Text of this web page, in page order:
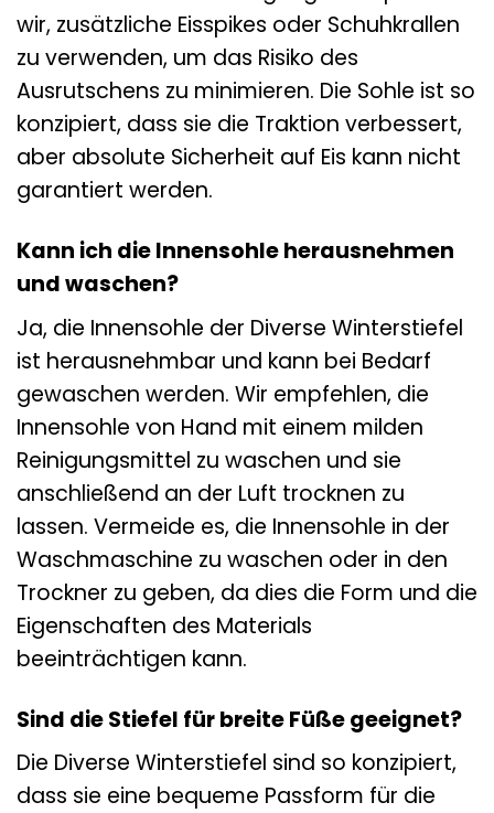
wir, zusätzliche Eisspikes oder Schuhkrallen
zu verwenden, um das Risiko des
Ausrutschens zu minimieren. Die Sohle ist so
konzipiert, dass sie die Traktion verbessert,
aber absolute Sicherheit auf Eis kann nicht
garantiert werden.
Kann ich die Innensohle herausnehmen
und waschen?
Ja, die Innensohle der Diverse Winterstiefel
ist herausnehmbar und kann bei Bedarf
gewaschen werden. Wir empfehlen, die
Innensohle von Hand mit einem milden
Reinigungsmittel zu waschen und sie
anschließend an der Luft trocknen zu
lassen. Vermeide es, die Innensohle in der
Waschmaschine zu waschen oder in den
Trockner zu geben, da dies die Form und die
Eigenschaften des Materials
beeinträchtigen kann.
Sind die Stiefel für breite Füße geeignet?
Die Diverse Winterstiefel sind so konzipiert,
dass sie eine bequeme Passform für die